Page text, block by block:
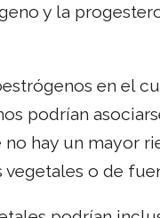
y la
en el
podrían
hay un mayor
o de